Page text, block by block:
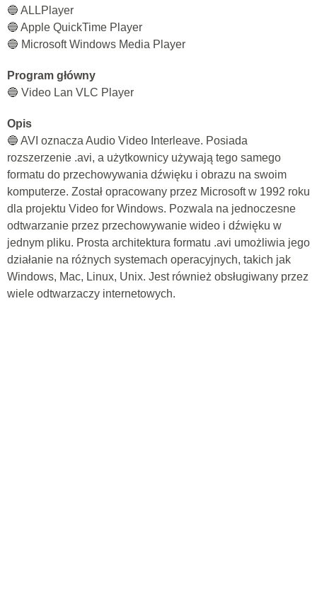
🔵 ALLPlayer
🔵 Apple QuickTime Player
🔵 Microsoft Windows Media Player
Program główny
🔵 Video Lan VLC Player
Opis
🔵 AVI oznacza Audio Video Interleave. Posiada
rozszerzenie .avi, a użytkownicy używają tego samego
formatu do przechowywania dźwięku i obrazu na swoim
komputerze. Został opracowany przez Microsoft w 1992 roku
dla projektu Video for Windows. Pozwala na jednoczesne
odtwarzanie przez przechowywanie wideo i dźwięku w
jednym pliku. Prosta architektura formatu .avi umożliwia jego
działanie na różnych systemach operacyjnych, takich jak
Windows, Mac, Linux, Unix. Jest również obsługiwany przez
wiele odtwarzaczy internetowych.